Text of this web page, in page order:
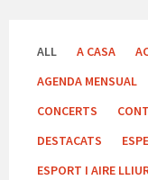
ALL A CASA
AGENDA MENSUAL
CONCERTS
DESTACATS
ESPORT I AIRE